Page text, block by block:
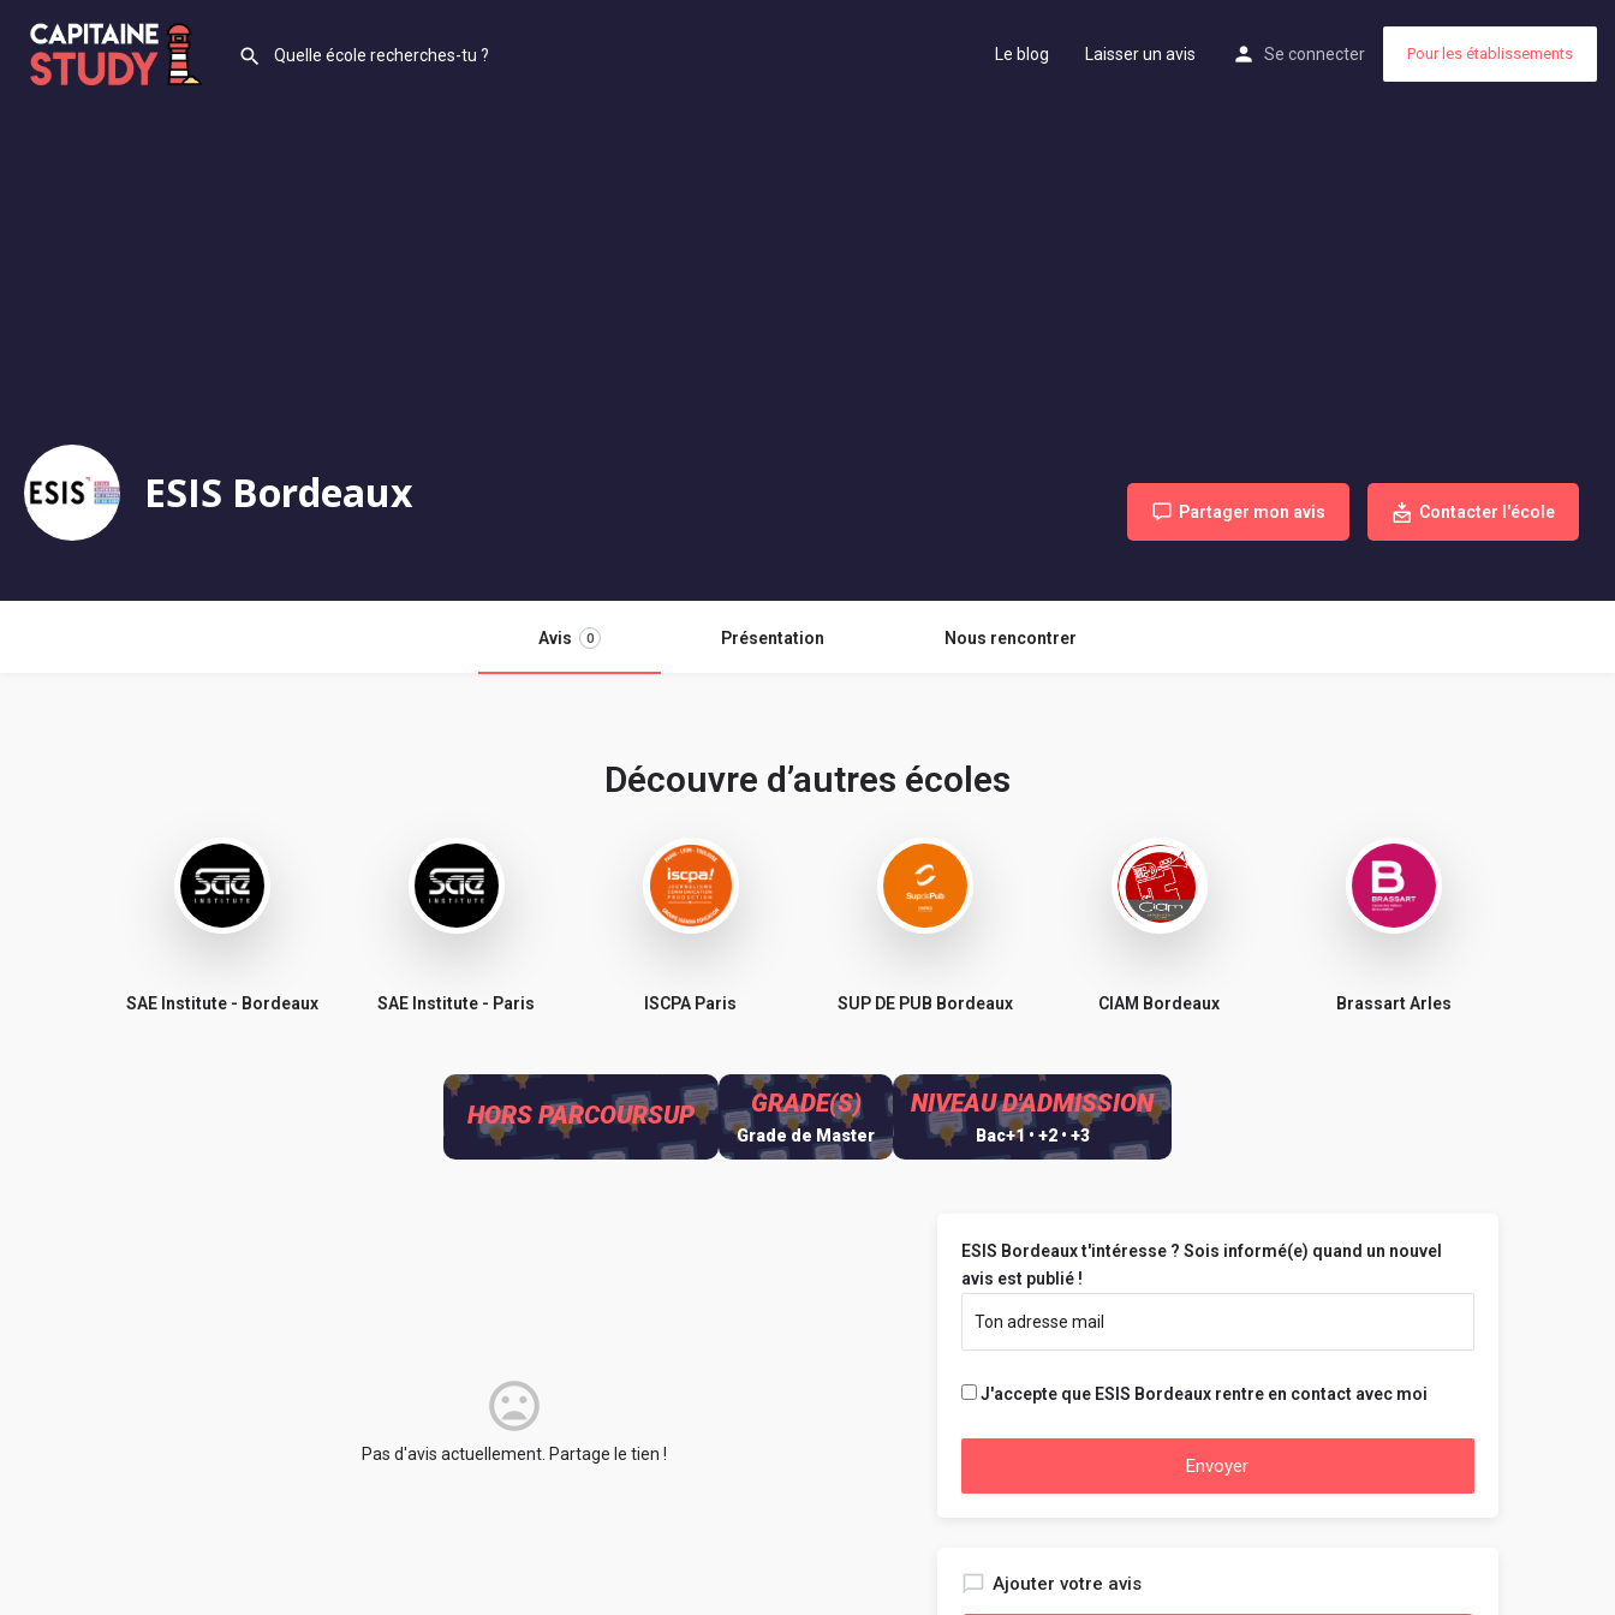
Le blog Laisser un avis Se connecter Pour les établissements
ESIS Bordeaux Partager mon avis Contacter l'école
Avis 0 Présentation Nous rencontrer
Découvre d’autres écoles
SAE Institute - Bordeaux SAE Institute - Paris ISCPA Paris SUP DE PUB Bordeaux CIAM Bordeaux Brassart Arles
HORS PARCOURSUP GRADE(S)
Grade de Master
NIVEAU D'ADMISSION
Bac+1 • +2 • +3
Pas d'avis actuellement. Partage le tien !
ESIS Bordeaux t'intéresse ? Sois informé(e) quand un nouvel
avis est publié !
J'accepte que ESIS Bordeaux rentre en contact avec moi
Envoyer
Ajouter votre avis